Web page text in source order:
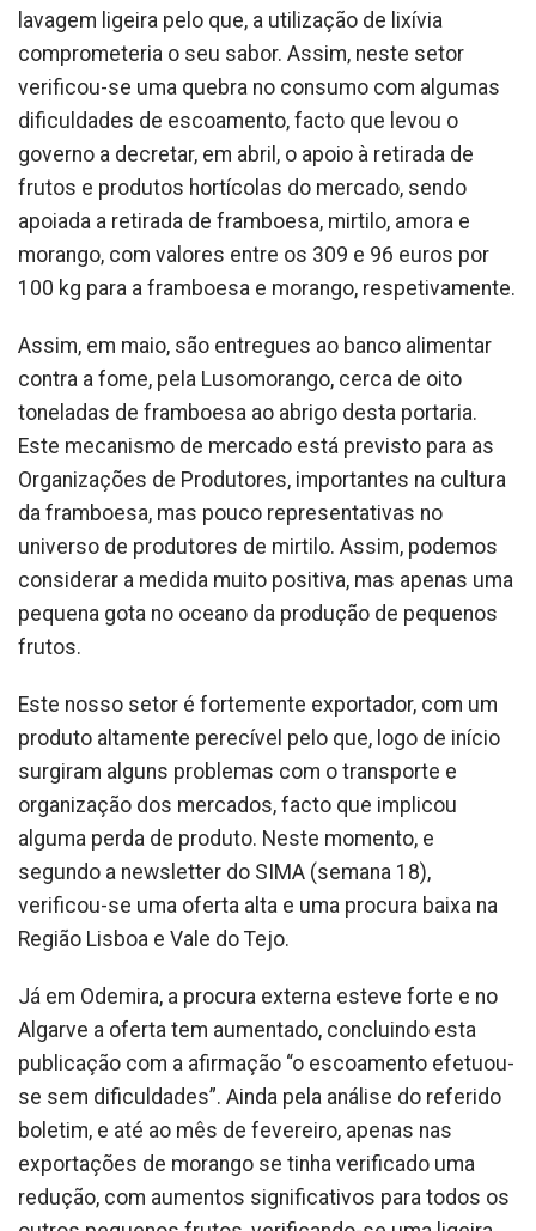
lavagem ligeira pelo que, a utilização de lixívia
comprometeria o seu sabor. Assim, neste setor
verificou-se uma quebra no consumo com algumas
dificuldades de escoamento, facto que levou o
governo a decretar, em abril, o apoio à retirada de
frutos e produtos hortícolas do mercado, sendo
apoiada a retirada de framboesa, mirtilo, amora e
morango, com valores entre os 309 e 96 euros por
100 kg para a framboesa e morango, respetivamente.
Assim, em maio, são entregues ao banco alimentar
contra a fome, pela Lusomorango, cerca de oito
toneladas de framboesa ao abrigo desta portaria.
Este mecanismo de mercado está previsto para as
Organizações de Produtores, importantes na cultura
da framboesa, mas pouco representativas no
universo de produtores de mirtilo. Assim, podemos
considerar a medida muito positiva, mas apenas uma
pequena gota no oceano da produção de pequenos
frutos.
Este nosso setor é fortemente exportador, com um
produto altamente perecível pelo que, logo de início
surgiram alguns problemas com o transporte e
organização dos mercados, facto que implicou
alguma perda de produto. Neste momento, e
segundo a newsletter do SIMA (semana 18),
verificou-se uma oferta alta e uma procura baixa na
Região Lisboa e Vale do Tejo.
Já em Odemira, a procura externa esteve forte e no
Algarve a oferta tem aumentado, concluindo esta
publicação com a afirmação “o escoamento efetuou-
se sem dificuldades”. Ainda pela análise do referido
boletim, e até ao mês de fevereiro, apenas nas
exportações de morango se tinha verificado uma
redução, com aumentos significativos para todos os